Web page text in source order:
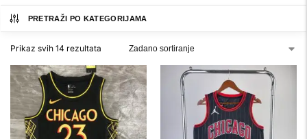
PRETRAŽI PO KATEGORIJAMA
Prikaz svih 14 rezultata